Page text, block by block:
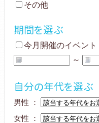
その他
期間を選ぶ
今月開催のイベント
～
自分の年代を選ぶ
男性 ：
女性 ：